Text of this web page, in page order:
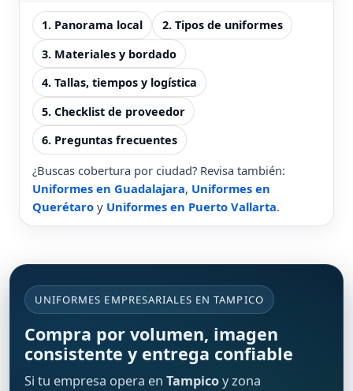
1. Panorama local
2. Tipos de uniformes
3. Materiales y bordado
4. Tallas, tiempos y logística
5. Checklist de proveedor
6. Preguntas frecuentes
¿Buscas cobertura por ciudad? Revisa también:
Uniformes en Guadalajara, Uniformes en
Querétaro y Uniformes en Puerto Vallarta.
UNIFORMES EMPRESARIALES EN TAMPICO
Compra por volumen, imagen
consistente y entrega confiable
Si tu empresa opera en Tampicoy zona